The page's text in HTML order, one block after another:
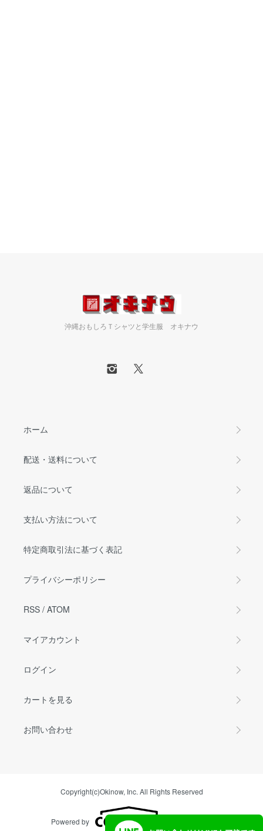
沖縄おもしろＴシャツと学生服 オキナウ
ホーム
配送・送料について
返品について
支払い方法について
特定商取引法に基づく表記
プライバシーポリシー
RSS / ATOM
マイアカウント
ログイン
カートを見る
お問い合わせ
Copyright(c)Okinow, Inc. All Rights Reserved
Powered by